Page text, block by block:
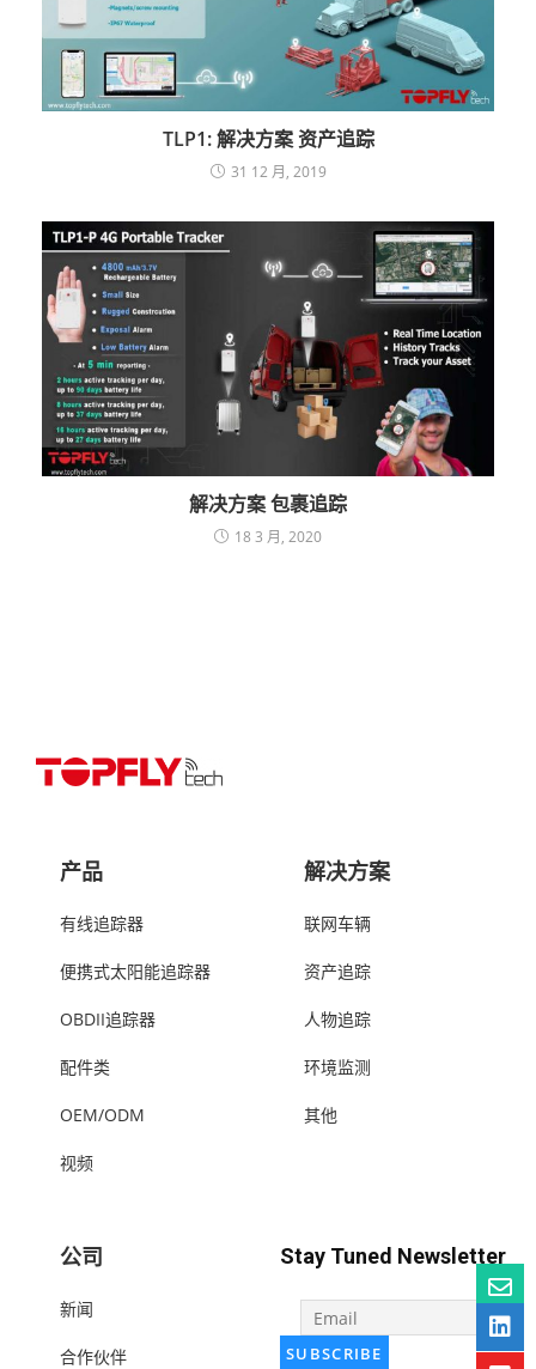
TLP1: 解决方案 资产追踪
31 12 月, 2019
解决方案 包裹追踪
18 3 月, 2020
产品
有线追踪器
便携式太阳能追踪器
OBDII追踪器
配件类
OEM/ODM
视频
解决方案
联网车辆
资产追踪
人物追踪
环境监测
其他
公司
新闻
合作伙伴
Stay Tuned Newsletter